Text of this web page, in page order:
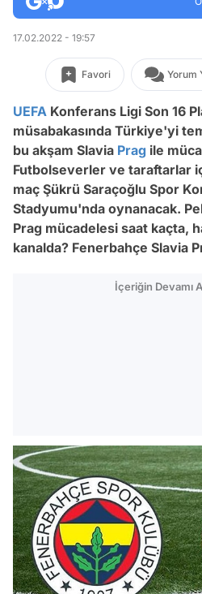
17.02.2022 - 19:57
Favori Yorum
UEFA Konferans Ligi Son 16
müsabakasında Türkiye'yi
bu akşam Slavia Prag ile
Futbolseverler ve taraftarlar
maç Şükrü Saraçoğlu Spor
Stadyumu'nda oynanacak.
Prag mücadelesi saat kaçta,
kanalda? Fenerbahçe Slavia
İçeriğin Devamı